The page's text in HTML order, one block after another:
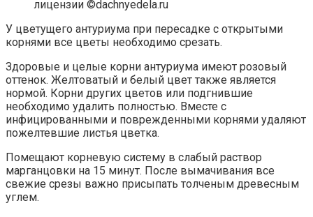
лицензии ©dachnyedela.ru
У цветущего антуриума при пересадке с открытыми
корнями все цветы необходимо срезать.
Здоровые и целые корни антуриума имеют розовый
оттенок. Желтоватый и белый цвет также является
нормой. Корни других цветов или подгнившие
необходимо удалить полностью. Вместе с
инфицированными и поврежденными корнями удаляют
пожелтевшие листья цветка.
Помещают корневую систему в слабый раствор
марганцовки на 15 минут. После вымачивания все
свежие срезы важно присыпать толченым древесным
углем.